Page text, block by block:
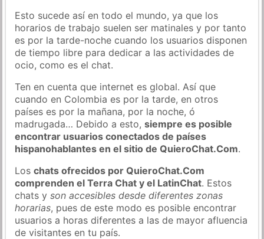
Esto sucede así en todo el mundo, ya que los
horarios de trabajo suelen ser matinales y por tanto
es por la tarde-noche cuando los usuarios disponen
de tiempo libre para dedicar a las actividades de
ocio, como es el chat.
Ten en cuenta que internet es global. Así que
cuando en Colombia es por la tarde, en otros
países es por la mañana, por la noche, ó
madrugada… Debido a esto,siempre es posible
encontrar usuarios conectados de países
hispanohablantes en el sitio de QuieroChat.Com.
Loschats ofrecidos por QuieroChat.Com
comprenden el Terra Chat y el LatinChat. Estos
chats yson accesibles desde diferentes zonas
horarias, pues de este modo es posible encontrar
usuarios a horas diferentes a las de mayor afluencia
de visitantes en tu país.